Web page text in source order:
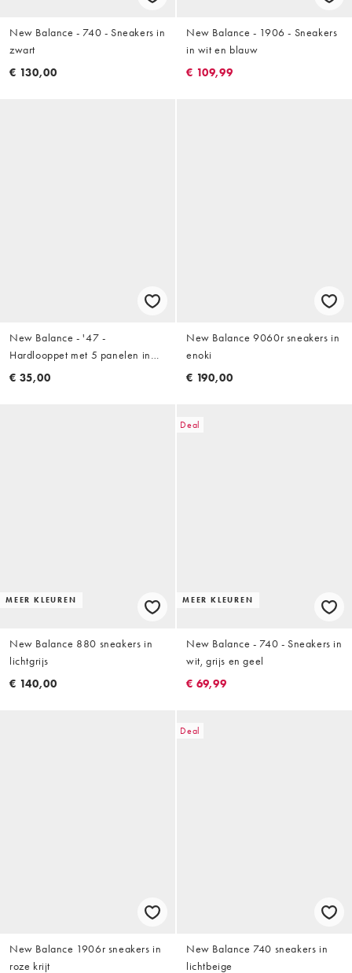
New Balance - 740 - Sneakers in
zwart
€ 130,00
New Balance - 1906 - Sneakers
in wit en blauw
€ 109,99
New Balance - '47 -
Hardlooppet met 5 panelen in
marineblauw
€ 35,00
New Balance 9060r sneakers in
enoki
€ 190,00
MEER KLEUREN
New Balance 880 sneakers in
lichtgrijs
€ 140,00
Deal
MEER KLEUREN
New Balance - 740 - Sneakers in
wit, grijs en geel
€ 69,99
New Balance 1906r sneakers in
roze krijt
Deal
New Balance 740 sneakers in
lichtbeige